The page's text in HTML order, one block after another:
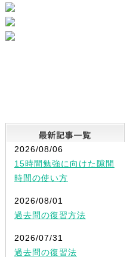
2026/08/06
15時間勉強に向けた隙間
時間の使い方
2026/08/01
過去問の復習方法
2026/07/31
過去問の復習法